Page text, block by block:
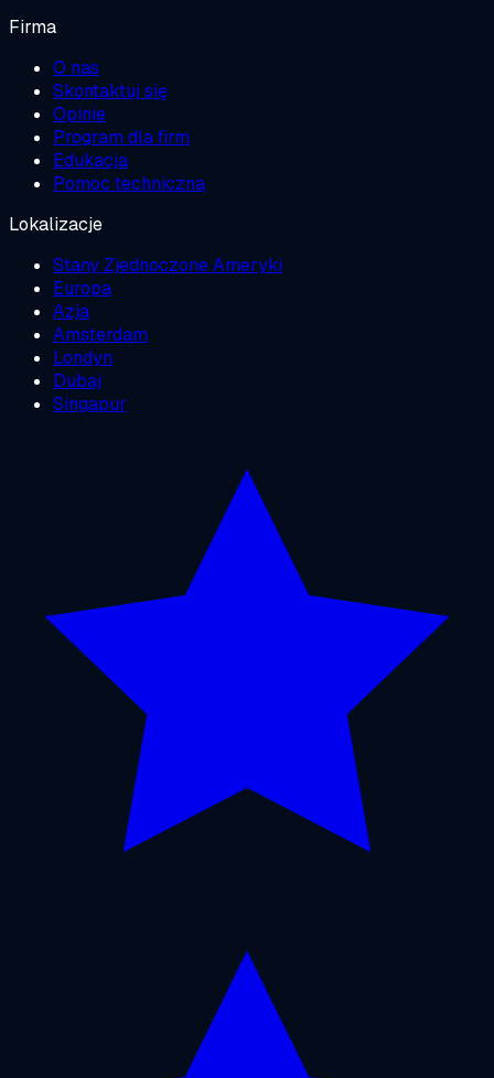
Firma
O nas
Skontaktuj się
Opinie
Program dla firm
Edukacja
Pomoc techniczna
Lokalizacje
Stany Zjednoczone Ameryki
Europa
Azja
Amsterdam
Londyn
Dubaj
Singapur